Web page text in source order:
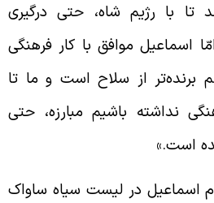
تا با رژیم شاه، حتی درگیری
اسماعیل موافق با کار فرهنگی
از سلاح است و ما تا
نداشته باشیم مبارزه، حتی
است.»
اسماعیل در لیست سیاه ساواک